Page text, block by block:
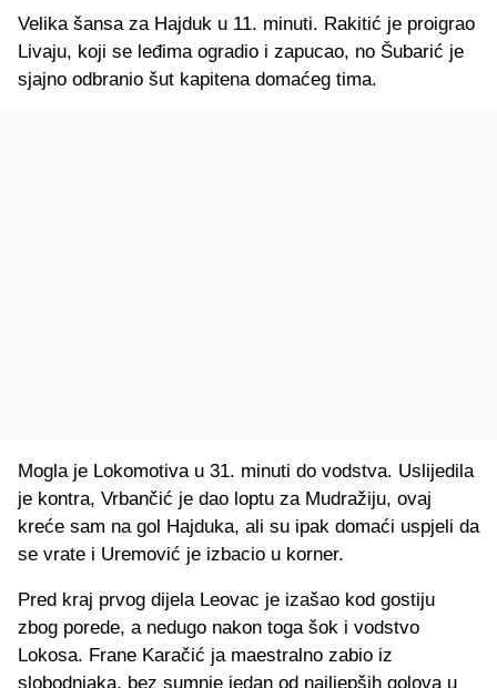
Velika šansa za Hajduk u 11. minuti. Rakitić je proigrao
Livaju, koji se leđima ogradio i zapucao, no Šubarić je
sjajno odbranio šut kapitena domaćeg tima.
Mogla je Lokomotiva u 31. minuti do vodstva. Uslijedila
je kontra, Vrbančić je dao loptu za Mudražiju, ovaj
kreće sam na gol Hajduka, ali su ipak domaći uspjeli da
se vrate i Uremović je izbacio u korner.
Pred kraj prvog dijela Leovac je izašao kod gostiju
zbog porede, a nedugo nakon toga šok i vodstvo
Lokosa. Frane Karačić ja maestralno zabio iz
slobodnjaka, bez sumnje jedan od najljepših golova u